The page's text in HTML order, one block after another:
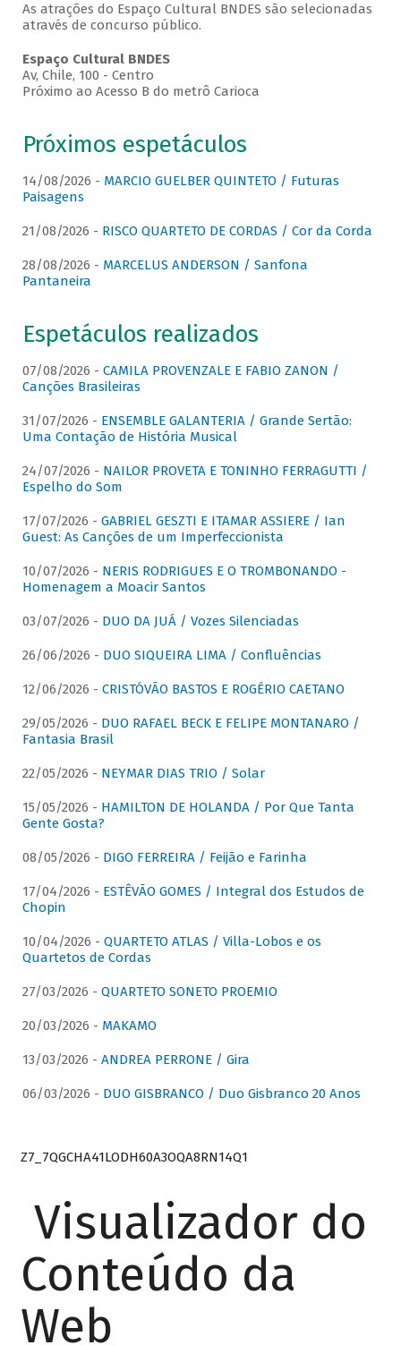
As atrações do Espaço Cultural BNDES são selecionadas
através de concurso público.
Espaço Cultural BNDES
Av, Chile, 100 - Centro
Próximo ao Acesso B do metrô Carioca
Próximos espetáculos
14/08/2026 - MARCIO GUELBER QUINTETO / Futuras
Paisagens
21/08/2026 - RISCO QUARTETO DE CORDAS / Cor da Corda
28/08/2026 - MARCELUS ANDERSON / Sanfona
Pantaneira
Espetáculos realizados
07/08/2026 - CAMILA PROVENZALE E FABIO ZANON /
Canções Brasileiras
31/07/2026 - ENSEMBLE GALANTERIA / Grande Sertão:
Uma Contação de História Musical
24/07/2026 - NAILOR PROVETA E TONINHO FERRAGUTTI /
Espelho do Som
17/07/2026 - GABRIEL GESZTI E ITAMAR ASSIERE / Ian
Guest: As Canções de um Imperfeccionista
10/07/2026 - NERIS RODRIGUES E O TROMBONANDO -
Homenagem a Moacir Santos
03/07/2026 - DUO DA JUÁ / Vozes Silenciadas
26/06/2026 - DUO SIQUEIRA LIMA / Confluências
12/06/2026 - CRISTÓVÃO BASTOS E ROGÉRIO CAETANO
29/05/2026 - DUO RAFAEL BECK E FELIPE MONTANARO /
Fantasia Brasil
22/05/2026 - NEYMAR DIAS TRIO / Solar
15/05/2026 - HAMILTON DE HOLANDA / Por Que Tanta
Gente Gosta?
08/05/2026 - DIGO FERREIRA / Feijão e Farinha
17/04/2026 - ESTÊVÃO GOMES / Integral dos Estudos de
Chopin
10/04/2026 - QUARTETO ATLAS / Villa-Lobos e os
Quartetos de Cordas
27/03/2026 - QUARTETO SONETO PROEMIO
20/03/2026 - MAKAMO
13/03/2026 - ANDREA PERRONE / Gira
06/03/2026 - DUO GISBRANCO / Duo Gisbranco 20 Anos
Z7_7QGCHA41LODH60A3OQA8RN14Q1
Visualizador do
Conteúdo da
Web